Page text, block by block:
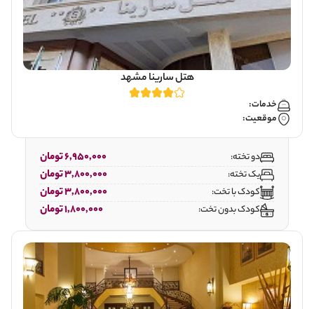
هتل سارینا مشهد
خدمات:
موقعیت:
دو تخته: 6,950,000 تومان
یک تخته: 3,800,000 تومان
کودک با تخت: 3,800,000 تومان
کودک بدون تخت: 1,800,000 تومان